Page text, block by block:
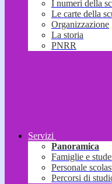
I numeri della
Le carte della
Organizzazione
La storia
PNRR
Servizi
Panoramica
Famiglie e
Personale
Percorsi di